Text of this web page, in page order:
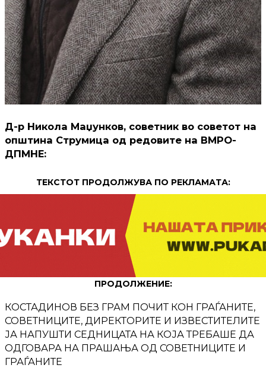
Д-р Никола Маџунков, советник во советот на
општина Струмица од редовите на ВМРО-
ДПМНЕ:
ТЕКСТОТ ПРОДОЛЖУВА ПО РЕКЛАМАТА:
ПРОДОЛЖЕНИЕ:
КОСТАДИНОВ БЕЗ ГРАМ ПОЧИТ КОН ГРАЃАНИТЕ,
СОВЕТНИЦИТЕ, ДИРЕКТОРИТЕ И ИЗВЕСТИТЕЛИТЕ
ЈА НАПУШТИ СЕДНИЦАТА НА КОЈА ТРЕБАШЕ ДА
ОДГОВАРА НА ПРАШАЊА ОД СОВЕТНИЦИТЕ И
ГРАЃАНИТЕ